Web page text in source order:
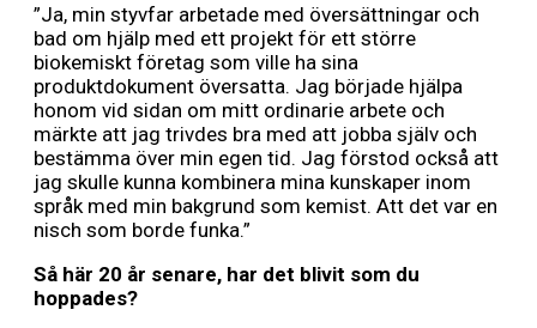
”Ja, min styvfar arbetade med översättningar och
bad om hjälp med ett projekt för ett större
biokemiskt företag som ville ha sina
produktdokument översatta. Jag började hjälpa
honom vid sidan om mitt ordinarie arbete och
märkte att jag trivdes bra med att jobba själv och
bestämma över min egen tid. Jag förstod också att
jag skulle kunna kombinera mina kunskaper inom
språk med min bakgrund som kemist. Att det var en
nisch som borde funka.”
Så här 20 år senare, har det blivit som du
hoppades?